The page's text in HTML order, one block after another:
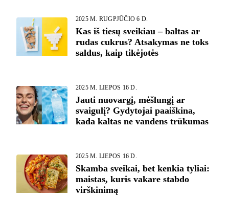
2025 M. RUGPJŪČIO 6 D.
Kas iš tiesų sveikiau – baltas ar
rudas cukrus? Atsakymas ne toks
saldus, kaip tikėjotės
2025 M. LIEPOS 16 D.
Jauti nuovargį, mėšlungį ar
svaigulį? Gydytojai paaiškina,
kada kaltas ne vandens trūkumas
2025 M. LIEPOS 16 D.
Skamba sveikai, bet kenkia tyliai:
maistas, kuris vakare stabdo
virškinimą